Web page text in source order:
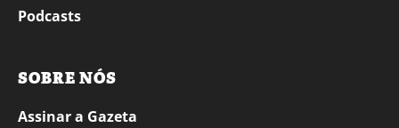
Podcasts
SOBRE NÓS
Assinar a Gazeta